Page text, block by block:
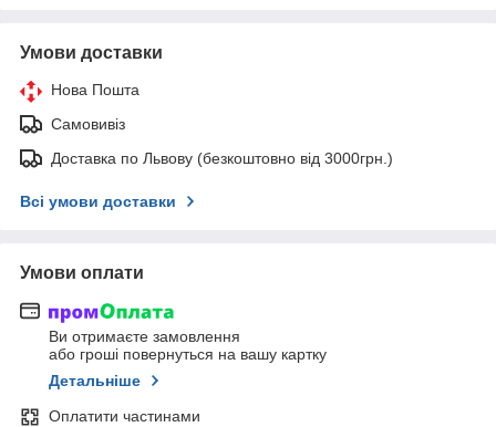
Умови доставки
Нова Пошта
Самовивіз
Доставка по Львову (безкоштовно від 3000грн.)
Всі умови доставки
Умови оплати
Ви отримаєте замовлення
або гроші повернуться на вашу картку
Детальніше
Оплатити частинами